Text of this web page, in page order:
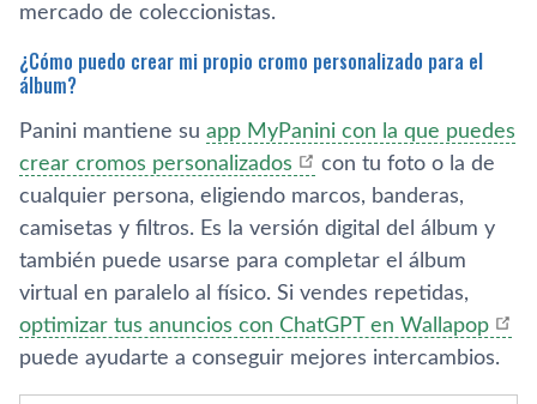
mercado de coleccionistas.
¿Cómo puedo crear mi propio cromo personalizado para el
álbum?
Panini mantiene su app MyPanini con la que puedes
crear cromos personalizados
con tu foto o la de
cualquier persona, eligiendo marcos, banderas,
camisetas y filtros. Es la versión digital del álbum y
también puede usarse para completar el álbum
virtual en paralelo al físico. Si vendes repetidas,
optimizar tus anuncios con ChatGPT en Wallapop
puede ayudarte a conseguir mejores intercambios.